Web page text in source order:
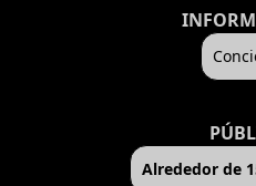
Alrededor de